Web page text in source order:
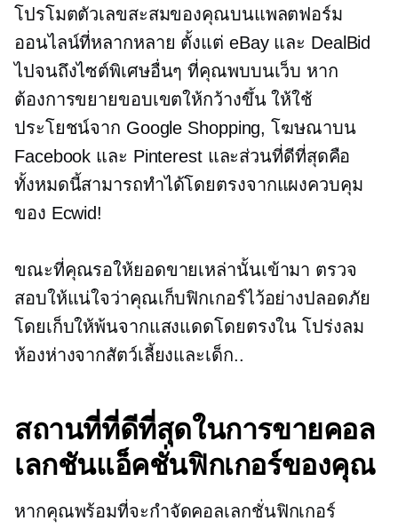
โปรโมตตัวเลขสะสมของคุณบนแพลตฟอร์ม
ออนไลน์ที่หลากหลาย ตั้งแต่ eBay และ DealBid
ไปจนถึงไซต์พิเศษอื่นๆ ที่คุณพบบนเว็บ หาก
ต้องการขยายขอบเขตให้กว้างขึ้น ให้ใช้
ประโยชน์จาก Google Shopping, โฆษณาบน
Facebook และ Pinterest และส่วนที่ดีที่สุดคือ
ทั้งหมดนี้สามารถทำได้โดยตรงจากแผงควบคุม
ของ Ecwid!
ขณะที่คุณรอให้ยอดขายเหล่านั้นเข้ามา ตรวจ
สอบให้แน่ใจว่าคุณเก็บฟิกเกอร์ไว้อย่างปลอดภัย
โดยเก็บให้พ้นจากแสงแดดโดยตรงในโปร่งลม
ห้องห่างจากสัตว์เลี้ยงและเด็ก..
สถานที่ที่ดีที่สุดในการขายคอล
เลกชันแอ็คชั่นฟิกเกอร์ของคุณ
หากคุณพร้อมที่จะกำจัดคอลเลกชั่นฟิกเกอร์